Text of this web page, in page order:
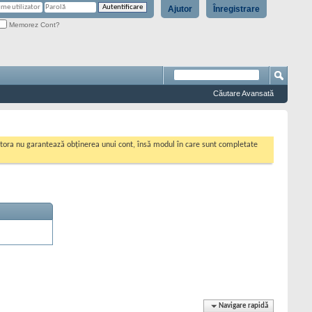
Înregistrare
Ajutor
Memorez Cont?
Căutare Avansată
nu garantează obținerea unui cont, însă modul în care sunt completate
Navigare rapidă